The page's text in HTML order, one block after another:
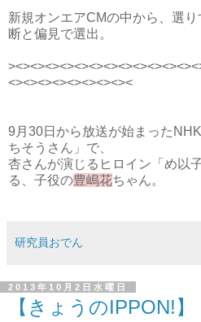
新規オンエアCMの中から、選
断と偏見で選出。
<><><><><><><><><
9月30日から放送が始まった
ちそうさん」で、
杏さんが演じるヒロイン「め以
る、子役の豊嶋花ちゃん。
研究員おでん
2013年10月2日水曜日
【きょうのIPPON!